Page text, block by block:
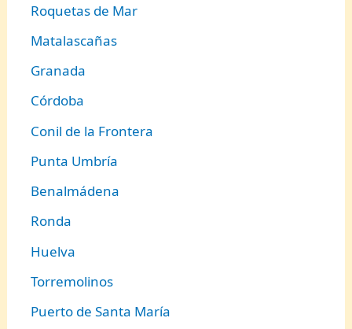
Roquetas de Mar
Matalascañas
Granada
Córdoba
Conil de la Frontera
Punta Umbría
Benalmádena
Ronda
Huelva
Torremolinos
Puerto de Santa María